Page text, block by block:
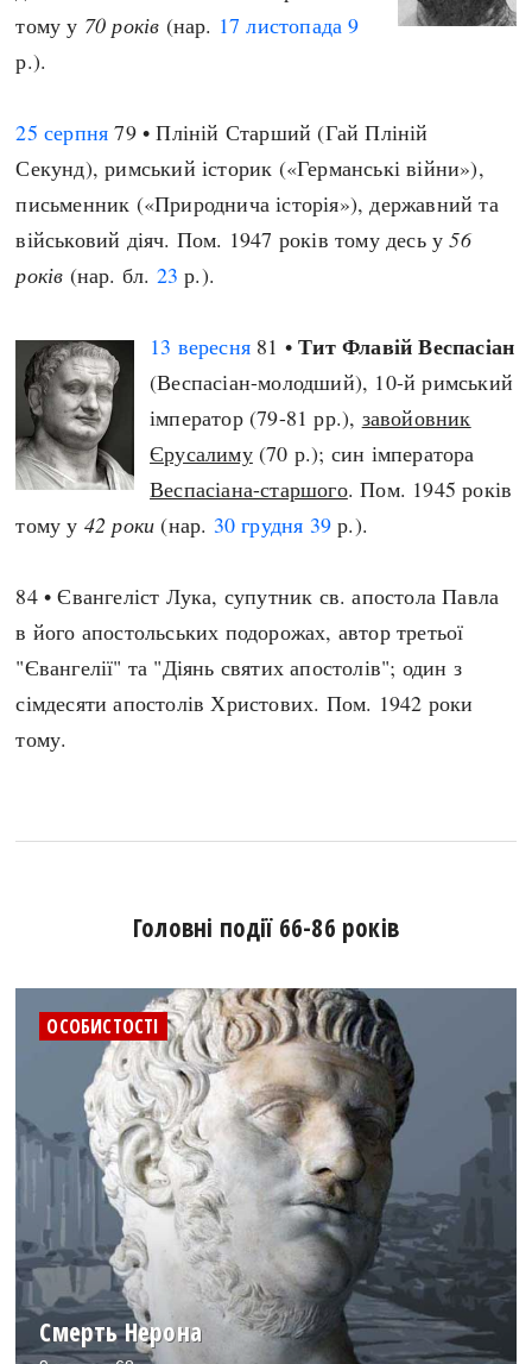
тому у 70 років (нар. 17 листопада 9
р.).
25 серпня 79 • Пліній Старший (Гай Пліній
Секунд), римський історик («Германські війни»),
письменник («Природнича історія»), державний та
військовий діяч. Пом. 1947 років тому десь у56
років (нар. бл. 23 р.).
13 вересня 81 •Тит Флавій Веспасіан
(Веспасіан-молодший), 10-й римський
імператор (79-81 рр.), завойовник
Єрусалиму(70 р.); син імператора
Веспасіана-старшого. Пом. 1945 років
тому у 42 роки (нар. 30 грудня 39 р.).
84 • Євангеліст Лука, супутник св. апостола Павла
в його апостольських подорожах, автор третьої
"Євангелії" та "Діянь святих апостолів"; один з
сімдесяти апостолів Христових. Пом. 1942 роки
тому.
Головні події 66-86 років
ОСОБИСТОСТІ
Смерть Нерона